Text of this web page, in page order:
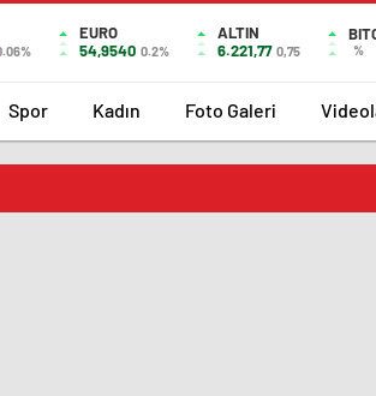
EURO
54,9540 0.2%
ALTIN
6.221,77 0,75 %
Spor Kadın Foto Galeri